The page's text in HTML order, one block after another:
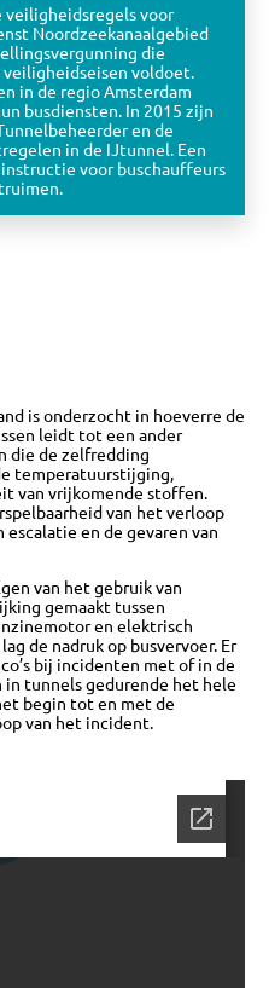
veiligheidsregels voor
Noordzeekanaalgebied
die
voldoet.
in de regio Amsterdam
busdiensten. In 2015 zijn
en de
in de IJtunnel. Een
voor buschauffeurs
is onderzocht in hoeverre de
leidt tot een ander
die de zelfredding
temperatuurstijging,
van vrijkomende stoffen.
van het verloop
en de gevaren van
van het gebruik van
gemaakt tussen
en elektrisch
de nadruk op busvervoer. Er
bij incidenten met of in de
tunnels gedurende het hele
begin tot en met de
van het incident.